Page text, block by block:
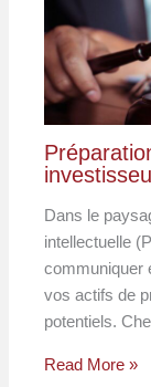
Dans le
intellectuelle
communiquer
vos actifs de
potentiels.
Read More »